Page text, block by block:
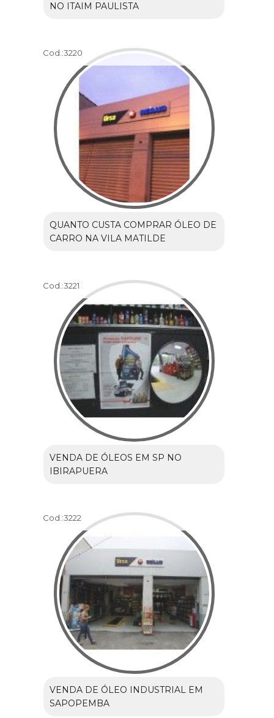
NO ITAIM PAULISTA
Cod.:3220
QUANTO CUSTA COMPRAR ÓLEO DE
CARRO NA VILA MATILDE
Cod.:3221
VENDA DE ÓLEOS EM SP NO
IBIRAPUERA
Cod.:3222
VENDA DE ÓLEO INDUSTRIAL EM
SAPOPEMBA